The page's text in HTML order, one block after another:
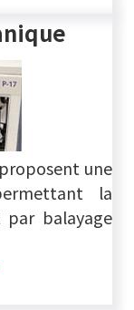
une
la
balayage